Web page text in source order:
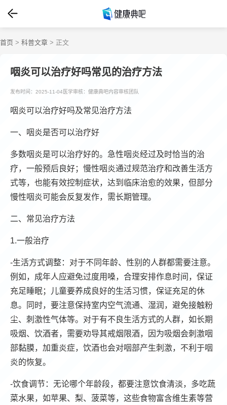
首页 > 科普文章 > 正文
咽炎可以治疗好吗常见的治疗方法
发布时间：2025-11-04 医学审核：健康典吧内容审核团队
咽炎可以治疗好吗及常见治疗方法
一、咽炎是否可以治疗好
多数咽炎是可以治疗好的。急性咽炎经过及时恰当的治
疗，一般预后良好；慢性咽炎通过规范治疗和改善生活方
式等，也能有效控制症状，达到临床治愈的效果，但部分
慢性咽炎可能会反复发作，需长期管理。
二、常见治疗方法
1.一般治疗
-生活方式调整：对于不同年龄、性别的人群都需要注意。
例如，成年人应避免过度用嗓，合理安排作息时间，保证
充足睡眠；儿童要养成良好的生活习惯，保证充足的休
息。同时，要注意保持室内空气流通、湿润，避免接触粉
尘、刺激性气体等。对于有不良生活方式的人群，如长期
吸烟、饮酒者，需要劝导其戒烟限酒，因为吸烟会刺激咽
部黏膜，加重炎症，饮酒也会对咽部产生刺激，不利于咽
炎的恢复。
-饮食调节：无论哪个年龄段，都要注意饮食清淡，多吃蔬
菜水果，如苹果、梨、菠菜等，这些食物富含维生素等营